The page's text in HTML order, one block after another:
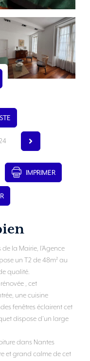
IMPRIMER
de la Mairie, l'Agence
un T2 de 48m² au
qualité.
, cet
une cuisine
fenêtres éclairent cet
dispose d'un large
dans Nantes
et grand calme de cet